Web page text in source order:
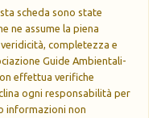
scheda sono state
ne assume la piena
completezza e
Guide Ambientali-
effettua verifiche
ogni responsabilità per
informazioni non